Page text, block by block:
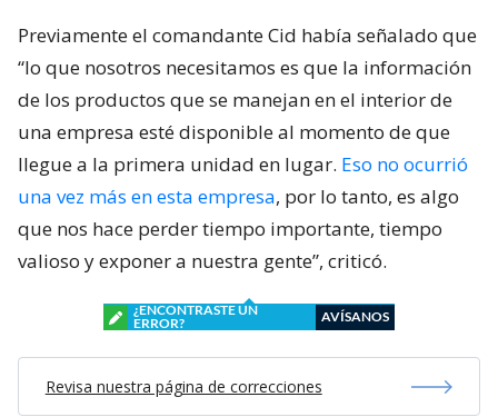
Previamente el comandante Cid había señalado que
“lo que nosotros necesitamos es que la información
de los productos que se manejan en el interior de
una empresa esté disponible al momento de que
llegue a la primera unidad en lugar. Eso no ocurrió
una vez más en esta empresa, por lo tanto, es algo
que nos hace perder tiempo importante, tiempo
valioso y exponer a nuestra gente”, criticó.
¿ENCONTRASTE UN
ERROR?
AVÍSANOS
Revisa nuestra página de correcciones